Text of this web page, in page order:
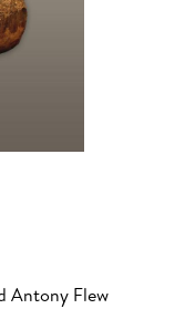
Antony Flew